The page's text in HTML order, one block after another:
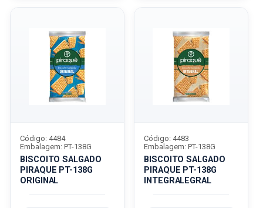
BISCOITO SALGADO
PIRAQUE PT-138G
ORIGINAL
Código: 4484
Embalagem: PT-138G
BISCOITO SALGADO
PIRAQUE PT-138G
INTEGRALEGRAL
Código: 4483
Embalagem: PT-138G